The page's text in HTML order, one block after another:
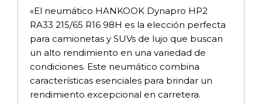
«El neumático HANKOOK Dynapro HP2
RA33 215/65 R16 98H es la elección perfecta
para camionetas y SUVs de lujo que buscan
un alto rendimiento en una variedad de
condiciones. Este neumático combina
características esenciales para brindar un
rendimiento excepcional en carretera.